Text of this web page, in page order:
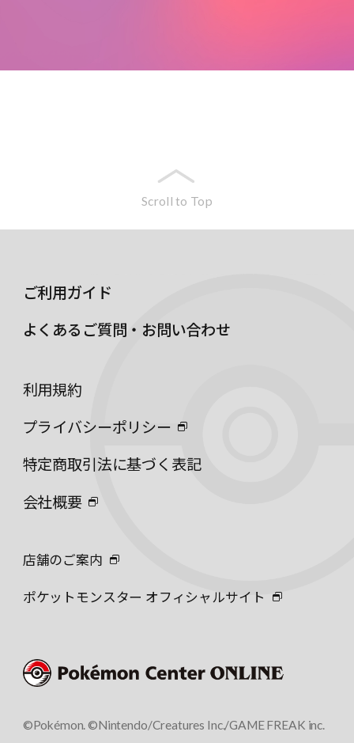
Scroll to Top
ご利用ガイド
よくあるご質問・お問い合わせ
利用規約
プライバシーポリシー
特定商取引法に基づく表記
会社概要
店舗のご案内
ポケットモンスター オフィシャルサイト
©Pokémon. ©Nintendo/Creatures Inc./GAME FREAK inc.